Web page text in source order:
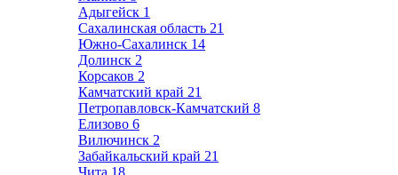
Адыгейск 1
Сахалинская область 21
Южно-Сахалинск 14
Долинск 2
Корсаков 2
Камчатский край 21
Петропавловск-Камчатский 8
Елизово 6
Вилючинск 2
Забайкальский край 21
Чита 18